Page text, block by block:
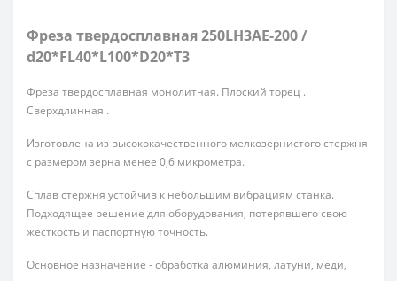
Фреза твердосплавная 250LH3AE-200 /
d20*FL40*L100*D20*T3
Фреза твердосплавная монолитная. Плоский торец .
Сверхдлинная .
Изготовлена из высококачественного мелкозернистого стержня
с размером зерна менее 0,6 микрометра.
Сплав стержня устойчив к небольшим вибрациям станка.
Подходящее решение для оборудования, потерявшего свою
жесткость и паспортную точность.
Основное назначение - обработка алюминия, латуни, меди,